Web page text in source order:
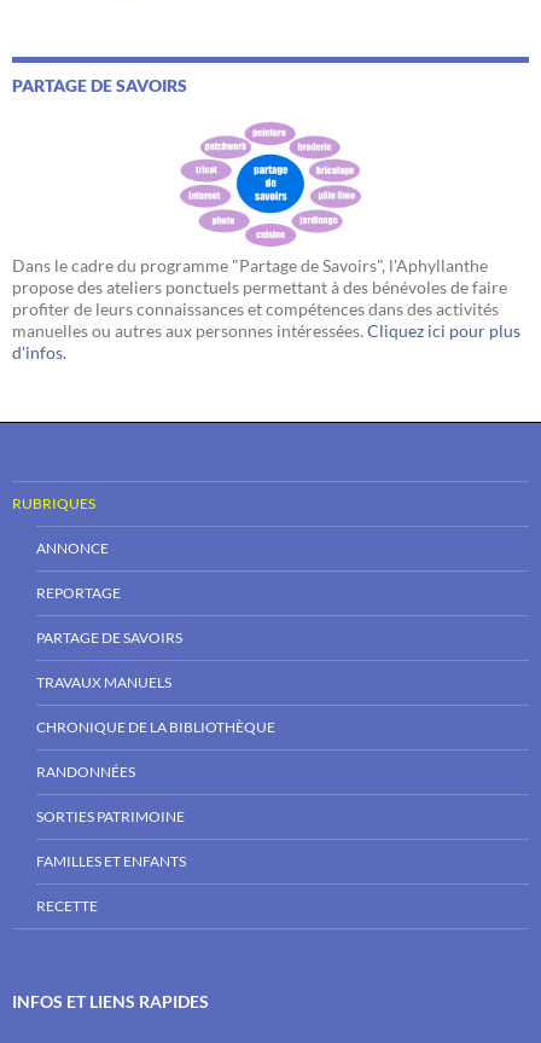
PARTAGE DE SAVOIRS
Dans le cadre du programme "Partage de Savoirs", l'Aphyllanthe
propose des ateliers ponctuels permettant à des bénévoles de faire
profiter de leurs connaissances et compétences dans des activités
manuelles ou autres aux personnes intéressées. Cliquez ici pour plus
d'infos.
RUBRIQUES
ANNONCE
REPORTAGE
PARTAGE DE SAVOIRS
TRAVAUX MANUELS
CHRONIQUE DE LA BIBLIOTHÈQUE
RANDONNÉES
SORTIES PATRIMOINE
FAMILLES ET ENFANTS
RECETTE
INFOS ET LIENS RAPIDES